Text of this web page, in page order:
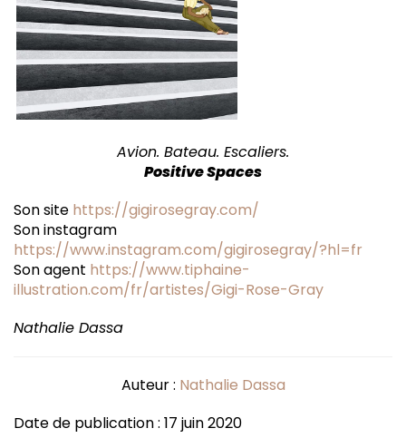
Avion. Bateau. Escaliers.
Positive Spaces
Son site https://gigirosegray.com/
Son instagram
https://www.instagram.com/gigirosegray/?hl=fr
Son agent https://www.tiphaine-
illustration.com/fr/artistes/Gigi-Rose-Gray
Nathalie Dassa
Auteur : Nathalie Dassa
Date de publication : 17 juin 2020